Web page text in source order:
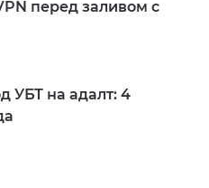
перед заливом c
УБТ на адалт: 4